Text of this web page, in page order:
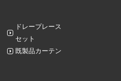
ドレープレース
セット
既製品カーテン